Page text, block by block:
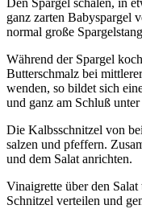
Den Spargel schälen, in
ganz zarten Babyspargel
normal große
Während der Spargel
Butterschmalz bei
wenden, so bildet sich
und ganz am Schluß
Die Kalbsschnitzel von
salzen und pfeffern.
und dem Salat anrichten.
Vinaigrette über den
Schnitzel verteilen und